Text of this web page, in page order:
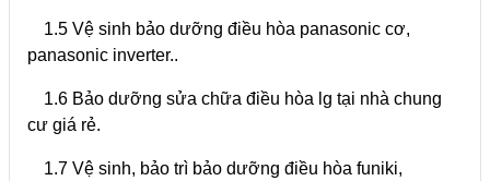
1.5 Vệ sinh bảo dưỡng điều hòa panasonic cơ,
panasonic inverter..
1.6 Bảo dưỡng sửa chữa điều hòa lg tại nhà chung
cư giá rẻ.
1.7 Vệ sinh, bảo trì bảo dưỡng điều hòa funiki,